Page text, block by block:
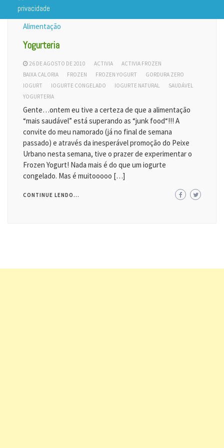
privacidade
Alimentação
Yogurteria
26 DE AGOSTO DE 2010 ACTIVIA
ACTIVIA FROZEN
BAIXA CALORIA
FROZEN FROZEN YOGURT
GORDURA ZERO
IOGURT
IOGURTE CONGELADO IOGURTE NATURAL
SAUDÁVEL
YOGURTERIA
Gente…ontem eu tive a certeza de que a alimentação
“mais saudável” está superando as “junk food“!!! A
convite do meu namorado (já no final de semana
passado) e através da inesperável promoção do Peixe
Urbano nesta semana, tive o prazer de experimentar o
Frozen Yogurt! Nada mais é do que um iogurte
congelado. Mas é muitooooo […]
CONTINUE LENDO...